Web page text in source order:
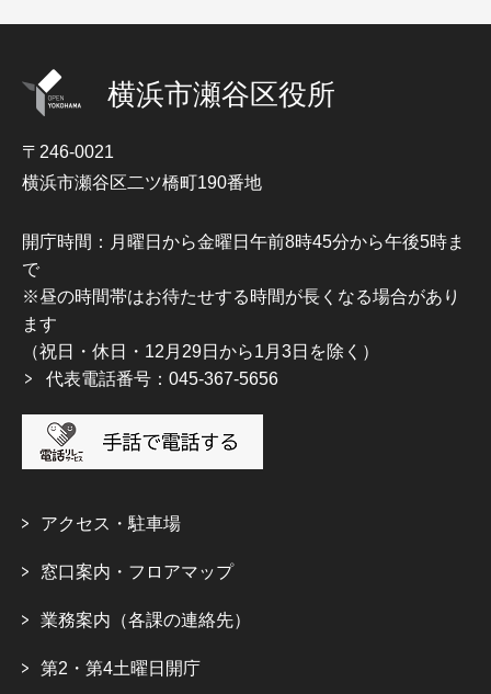
横浜市瀬谷区役所
〒246-0021
横浜市瀬谷区二ツ橋町190番地
開庁時間：月曜日から金曜日午前8時45分から午後5時ま
で
※昼の時間帯はお待たせする時間が長くなる場合があり
ます
（祝日・休日・12月29日から1月3日を除く）
代表電話番号：045-367-5656
アクセス・駐車場
窓口案内・フロアマップ
業務案内（各課の連絡先）
第2・第4土曜日開庁